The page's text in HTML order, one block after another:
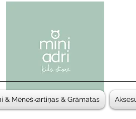
& Mēneškartiņas & Grāmatas